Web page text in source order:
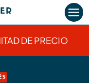
DE PRECIO